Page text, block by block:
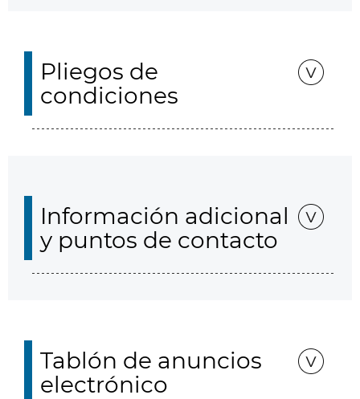
Pliegos de
condiciones
Información adicional
y puntos de contacto
Tablón de anuncios
electrónico